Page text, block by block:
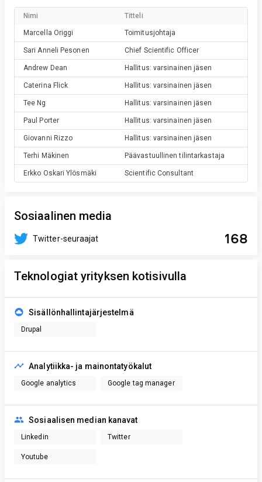
Nimi Titteli
Marcella Origgi Toimitusjohtaja
Sari Anneli Pesonen Chief Scientific Officer
Andrew Dean Hallitus: varsinainen jäsen
Caterina Flick Hallitus: varsinainen jäsen
Tee Ng Hallitus: varsinainen jäsen
Paul Porter Hallitus: varsinainen jäsen
Giovanni Rizzo Hallitus: varsinainen jäsen
Terhi Mäkinen Päävastuullinen tilintarkastaja
Erkko Oskari Ylösmäki Scientific Consultant
Sosiaalinen media
Twitter-seuraajat 168
Teknologiat yrityksen kotisivulla
Sisällönhallintajärjestelmä
Drupal
Analytiikka- ja mainontatyökalut
Google analytics Google tag manager
Sosiaalisen median kanavat
Linkedin Twitter
Youtube